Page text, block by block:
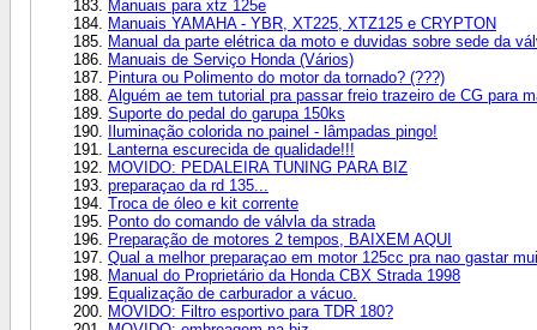
Manuais para xtz 125e
Manuais YAMAHA - YBR, XT225, XTZ125 e CRYPTON
Manual da parte elétrica da moto e duvidas sobre sede da
Manuais de Serviço Honda (Vários)
Pintura ou Polimento do motor da tornado? (???)
Alguém ae tem tutorial pra passar freio trazeiro de CG para
Suporte do pedal do garupa 150ks
Iluminação colorida no painel - lâmpadas pingo!
Lanterna escurecida de qualidade!!!
MOVIDO: PEDALEIRA TUNING PARA BIZ
preparaçao da rd 135...
Troca de óleo e kit corrente
Ponto do comando de válvla da strada
Preparação de motores 2 tempos, BAIXEM AQUI
Qual a melhor preparaçao em motor 125cc pra nao gastar
Manual do Proprietário da Honda CBX Strada 1998
Equalização de carburador a vácuo.
MOVIDO: Filtro esportivo para TDR 180?